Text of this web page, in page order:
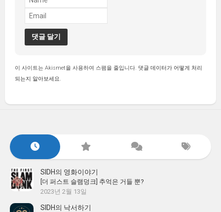
이 사이트는 Akismet을 사용하여 스팸을 줄입니다. 댓글 데이터가 어떻게 처리
되는지 알아보세요.
SIDH의 영화이야기
[더 퍼스트 슬램덩크] 추억은 거들 뿐?
2023년 2월 13일
SIDH의 낙서하기